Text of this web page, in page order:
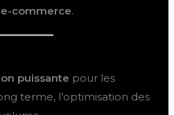
commerce.
puissante pour les
terme, l’optimisation des